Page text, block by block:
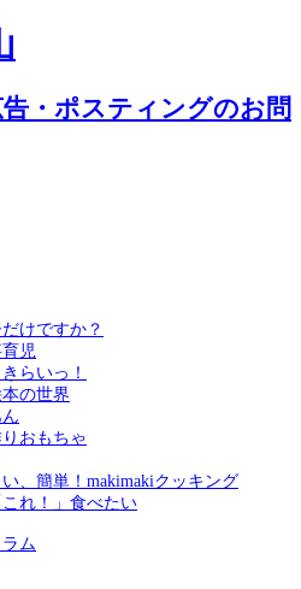
けですか？
児
らいっ！
の世界
おもちゃ
、簡単！makimakiクッキング
れ！」食べたい
ム